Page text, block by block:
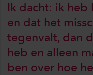
Ik dacht: ik heb
en dat het
tegenvalt, dan
heb en alleen
ben over hoe